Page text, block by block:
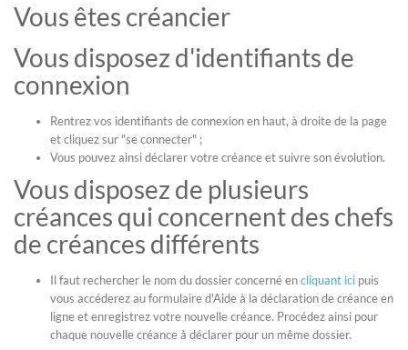
Vous êtes créancier
Vous disposez d'identifiants de
connexion
Rentrez vos identifiants de connexion en haut, à droite de la page
et cliquez sur "se connecter" ;
Vous pouvez ainsi déclarer votre créance et suivre son évolution.
Vous disposez de plusieurs
créances qui concernent des chefs
de créances différents
Il faut rechercher le nom du dossier concerné encliquant ici puis
vous accéderez au formulaire d'Aide à la déclaration de créance en
ligne et enregistrez votre nouvelle créance. Procédez ainsi pour
chaque nouvelle créance à déclarer pour un même dossier.